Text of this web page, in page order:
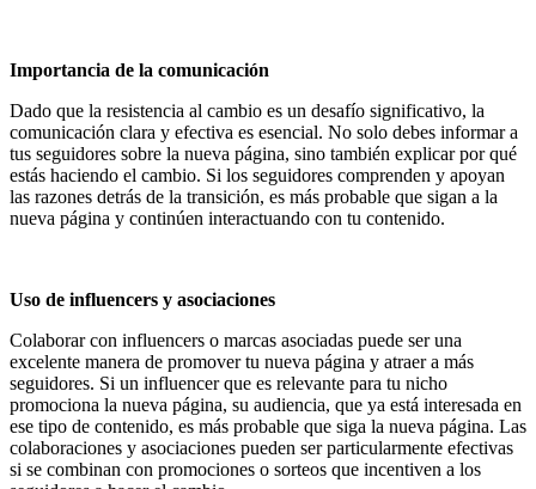
Importancia de la comunicación
Dado que la resistencia al cambio es un desafío significativo, la
comunicación clara y efectiva es esencial. No solo debes informar a
tus seguidores sobre la nueva página, sino también explicar por qué
estás haciendo el cambio. Si los seguidores comprenden y apoyan
las razones detrás de la transición, es más probable que sigan a la
nueva página y continúen interactuando con tu contenido.
Uso de influencers y asociaciones
Colaborar con influencers o marcas asociadas puede ser una
excelente manera de promover tu nueva página y atraer a más
seguidores. Si un influencer que es relevante para tu nicho
promociona la nueva página, su audiencia, que ya está interesada en
ese tipo de contenido, es más probable que siga la nueva página. Las
colaboraciones y asociaciones pueden ser particularmente efectivas
si se combinan con promociones o sorteos que incentiven a los